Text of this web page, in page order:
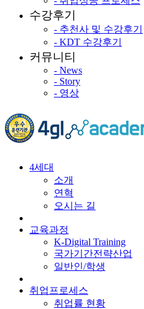
수강후기
- 추천사 및 수강후기
- KDT 수강후기
커뮤니티
- News
- Story
- 영상
4세대
소개
연혁
오시는 길
교육과정
K-Digital Training
국가기간전략산업
일반인/학생
취업프로세스
취업률 현황